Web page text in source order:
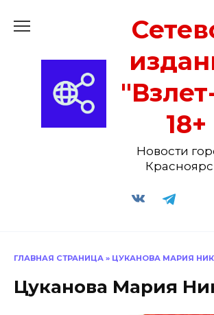
18+
Новости
ГЛАВНАЯ СТРАНИЦА » ЦУКАНОВА МАРИЯ
Цуканова Мария